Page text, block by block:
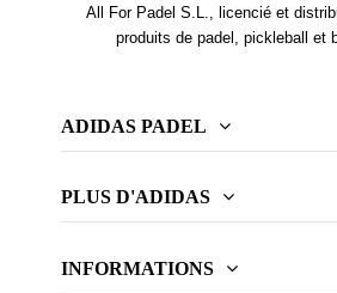
All For Padel S.L., licencié et
produits de padel, pickleball et
ADIDAS PADEL
PLUS D'ADIDAS
INFORMATIONS